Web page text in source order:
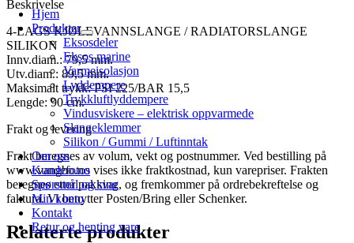
Hjem
Produkter
Eksosdeler
Eksos marine
Varmeisolasjon
Lyddempere
Trykkluftlyddempere
Vindusviskere – elektrisk oppvarmede
Slangeklemmer
Silikon / Gummi / Luftinntak
Om oss
Kundefotos
Spørsmål og svar
Min konto
Kontakt
Retur og henting vare
cm
lang
antall
Beskrivelse
4-LAGS KJØLEVANNSLANGE / RADIATORSLANGE
SILIKON
Innv.diam.: 79,5 mm.
Utv.diam.: 89,5 mm.
Maksimalt trykk: PSI 225/BAR 15,5
Lengde: 90 cm.
Frakt og levering
Frakt beregnes av volum, vekt og postnummer. Ved bestilling på
www.vangbo.no vises ikke fraktkostnad, kun varepriser. Frakten
beregnes etter pakking, og fremkommer på ordrebekreftelse og
faktura. Vi benytter Posten/Bring eller Schenker.
Relaterte produkter